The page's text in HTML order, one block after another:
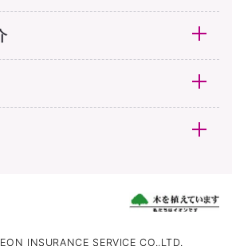
INSURANCE SERVICE CO.,LTD.